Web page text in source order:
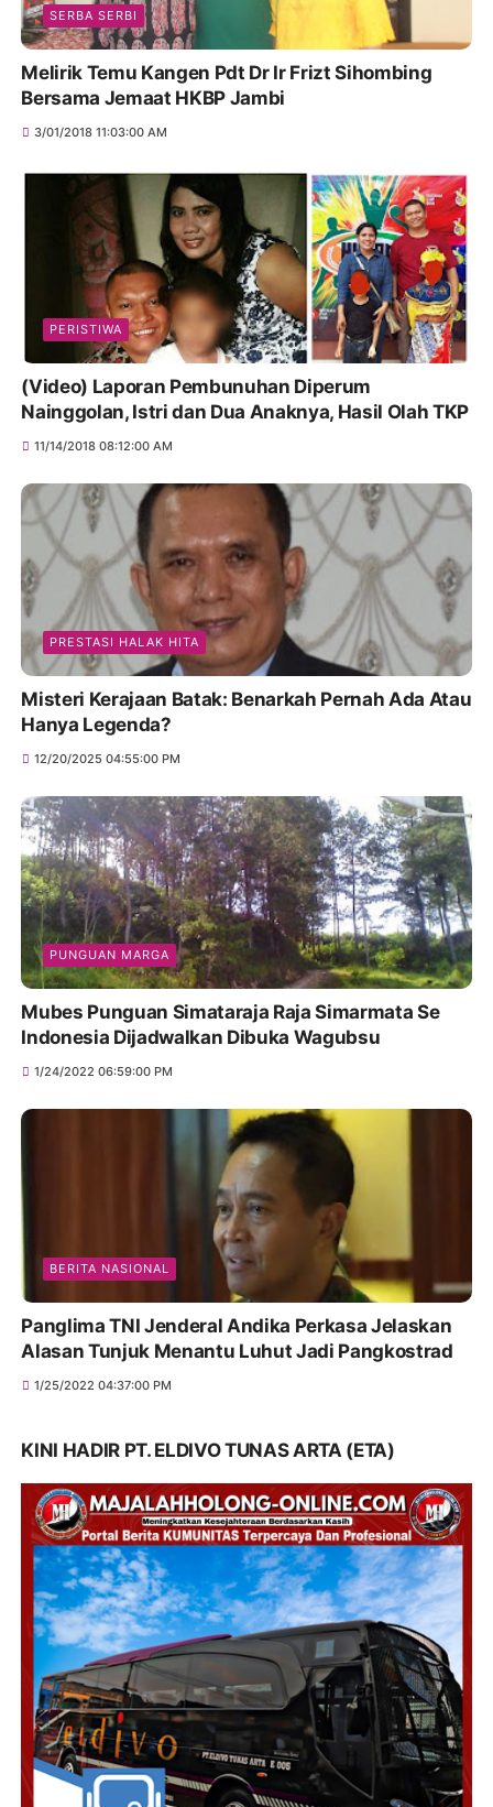
SERBA SERBI
Melirik Temu Kangen Pdt Dr Ir Frizt Sihombing
Bersama Jemaat HKBP Jambi
3/01/2018 11:03:00 AM
PERISTIWA
(Video) Laporan Pembunuhan Diperum
Nainggolan, Istri dan Dua Anaknya, Hasil Olah TKP
11/14/2018 08:12:00 AM
PRESTASI HALAK HITA
Misteri Kerajaan Batak: Benarkah Pernah Ada Atau
Hanya Legenda?
12/20/2025 04:55:00 PM
PUNGUAN MARGA
Mubes Punguan Simataraja Raja Simarmata Se
Indonesia Dijadwalkan Dibuka Wagubsu
1/24/2022 06:59:00 PM
BERITA NASIONAL
Panglima TNI Jenderal Andika Perkasa Jelaskan
Alasan Tunjuk Menantu Luhut Jadi Pangkostrad
1/25/2022 04:37:00 PM
KINI HADIR PT. ELDIVO TUNAS ARTA (ETA)